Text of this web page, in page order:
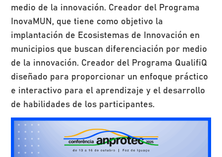
medio de la innovación. Creador del Programa
InovaMUN, que tiene como objetivo la
implantación de Ecosistemas de Innovación en
municipios que buscan diferenciación por medio
de la innovación. Creador del Programa QualifiQ
diseñado para proporcionar un enfoque práctico
e interactivo para el aprendizaje y el desarrollo
de habilidades de los participantes.